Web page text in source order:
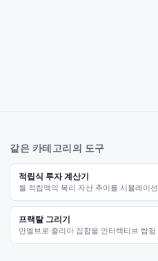
같은 카테고리의 도구
적립식 투자 계산기
월 적립액의 복리 자산 추이를 시뮬레이션
프랙탈 그리기
만델브로·줄리아 집합을 인터랙티브 탐험